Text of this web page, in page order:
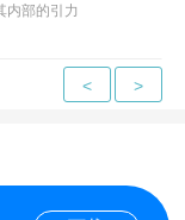
部的引力是如此巨大，
< >